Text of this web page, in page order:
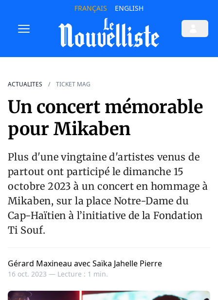
FRANÇAIS ENGLISH
ACTUALITES TICKET MAG
Un concert mémorable
pour Mikaben
Plus d'une vingtaine d'artistes venus de
partout ont participé le dimanche 15
octobre 2023 à un concert en hommage à
Mikaben, sur la place Notre-Dame du
Cap-Haïtien à l’initiative de la Fondation
Ti Souf.
Gérard Maxineau avec Saïka Jahelle Pierre
16 oct. 2023 — Lecture : 1 min.